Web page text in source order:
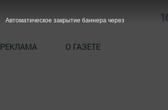
РЕКЛАМА О ГАЗЕТЕ
Автоматическое закрытие баннера через